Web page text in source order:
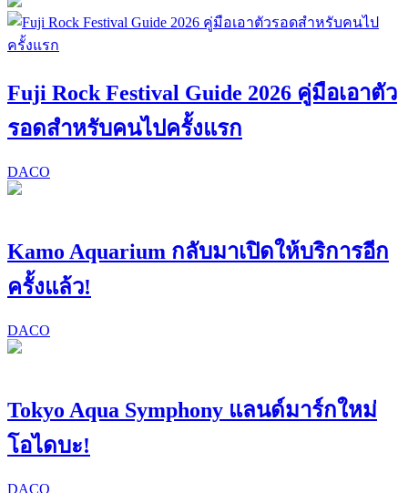
Fuji Rock Festival Guide 2026 คู่มือเอาตัว
รอดสำหรับคนไปครั้งแรก
DACO
Kamo Aquarium กลับมาเปิดให้บริการอีก
ครั้งแล้ว!
DACO
Tokyo Aqua Symphony แลนด์มาร์กใหม่
โอไดบะ!
DACO